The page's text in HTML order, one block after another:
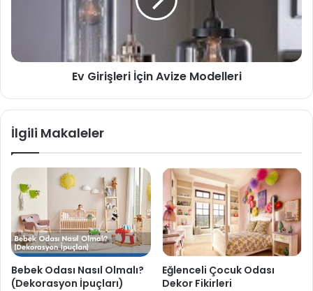
Ev Girişleri İçin Avize Modelleri
İlgili Makaleler
Bebek Odası Nasıl Olmalı?
(Dekorasyon İpuçları)
Eğlenceli Çocuk Odası
Dekor Fikirleri